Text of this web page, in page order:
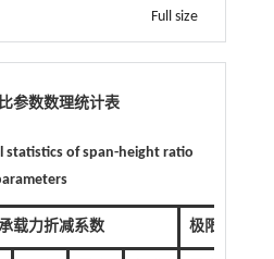
Full size
参数数理统计表
statistics of span-height ratio
载力折减系数 极限承载力